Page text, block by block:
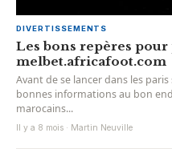
DIVERTISSEMENTS
Les bons repères
melbet.africafoot.com
Avant de se lancer dans les
bonnes informations au bon
marocains...
Il y a 8 mois · Martin Neuville